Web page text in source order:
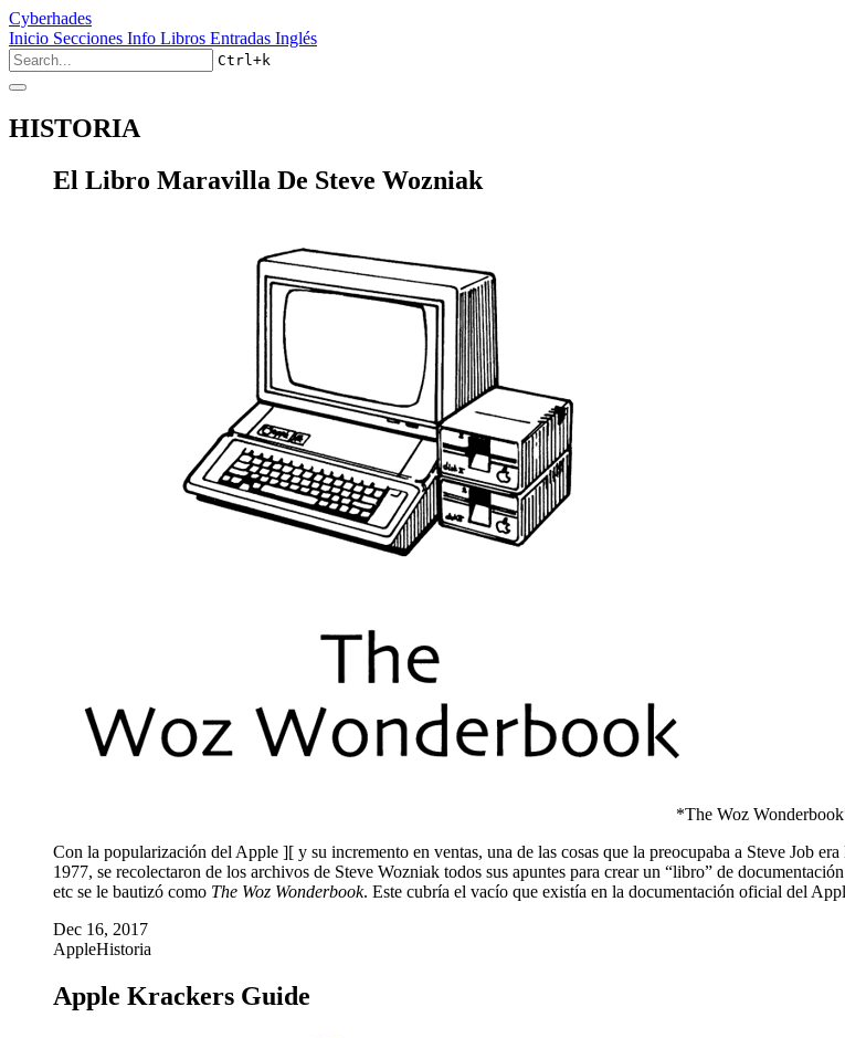
Cyberhades
Inicio Secciones Info Libros Entradas Inglés
Ctrl+k
HISTORIA
El Libro Maravilla De Steve Wozniak
*The Woz
Con la popularización del Apple ][ y su incremento en ventas, una de las cosas que la preocupaba a Steve Job
1977, se recolectaron de los archivos de Steve Wozniak todos sus apuntes para crear un “libro” de
etc se le bautizó como The Woz Wonderbook. Este cubría el vacío que existía en la documentación oficial del
Dec 16, 2017
AppleHistoria
Apple Krackers Guide